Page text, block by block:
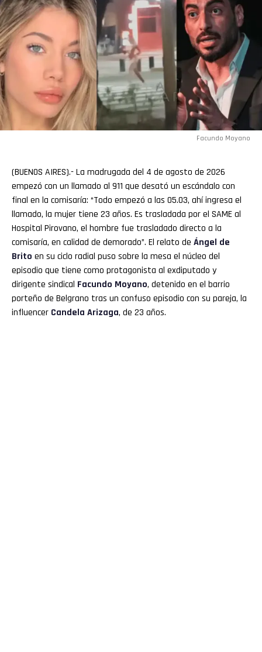
Facundo Moyano
(BUENOS AIRES).- La madrugada del 4 de agosto de 2026
empezó con un llamado al 911 que desató un escándalo con
final en la comisaría: “Todo empezó a las 05.03, ahí ingresa el
llamado, la mujer tiene 23 años. Es trasladada por el SAME al
Hospital Pirovano, el hombre fue trasladado directo a la
comisaría, en calidad de demorado”. El relato de Ángel de
Brito en su ciclo radial puso sobre la mesa el núcleo del
episodio que tiene como protagonista al exdiputado y
dirigente sindical Facundo Moyano, detenido en el barrio
porteño de Belgrano tras un confuso episodio con su pareja, la
influencer Candela Arizaga, de 23 años.